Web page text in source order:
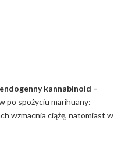
kannabinoid –
po spożyciu marihuany:
wzmacnia ciążę, natomiast w